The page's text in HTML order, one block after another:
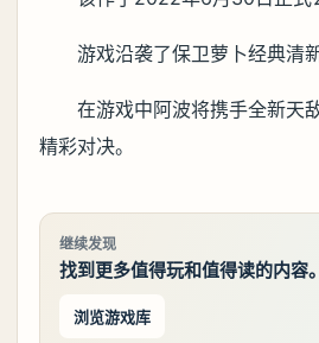
游戏沿袭了保卫萝卜经典清
在游戏中阿波将携手全新天
精彩对决。
继续发现
找到更多值得玩和值得读的内容。
浏览游戏库